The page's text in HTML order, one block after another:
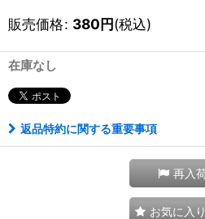
販売価格: 380円(税込)
在庫なし
返品特約に関する重要事項
再入
お気に入